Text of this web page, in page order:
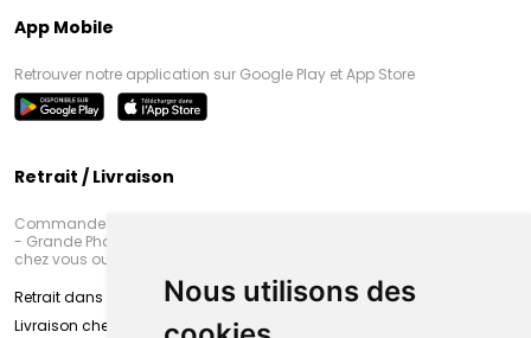
Nous utilisons des
App Mobile
Retrouver notre application sur Google Play et App Store
Retrait / Livraison
Commandez en ligne et venez chercher votre commande à Amiens
- Grande Pharmacie d’Amiens (Fachon) ou recevez-là rapidement
chez vous ou en point retrait
Retrait dans la pharmacie d’Amiens
Livraison chez vous